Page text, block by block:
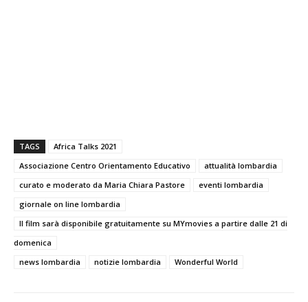
TAGS
Africa Talks 2021
Associazione Centro Orientamento Educativo
attualità lombardia
curato e moderato da Maria Chiara Pastore
eventi lombardia
giornale on line lombardia
Il film sarà disponibile gratuitamente su MYmovies a partire dalle 21 di
domenica
news lombardia
notizie lombardia Wonderful World